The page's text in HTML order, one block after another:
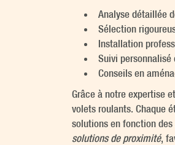
Analyse détaillée
Sélection
Installation
Suivi
Conseils en
Grâce à notre expertise
volets roulants. Chaque
solutions en fonction
solutions de proximité,